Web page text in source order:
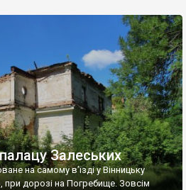
кам’яними хрестами. Всі епітафії, які
кирилицею, церковнослов’янською
ознаками – цвинтар
19 століттям. У 1924-1940
Залеських
на самому в’їзді у Вінницьку
при дорозі на Погребище. Зовсім